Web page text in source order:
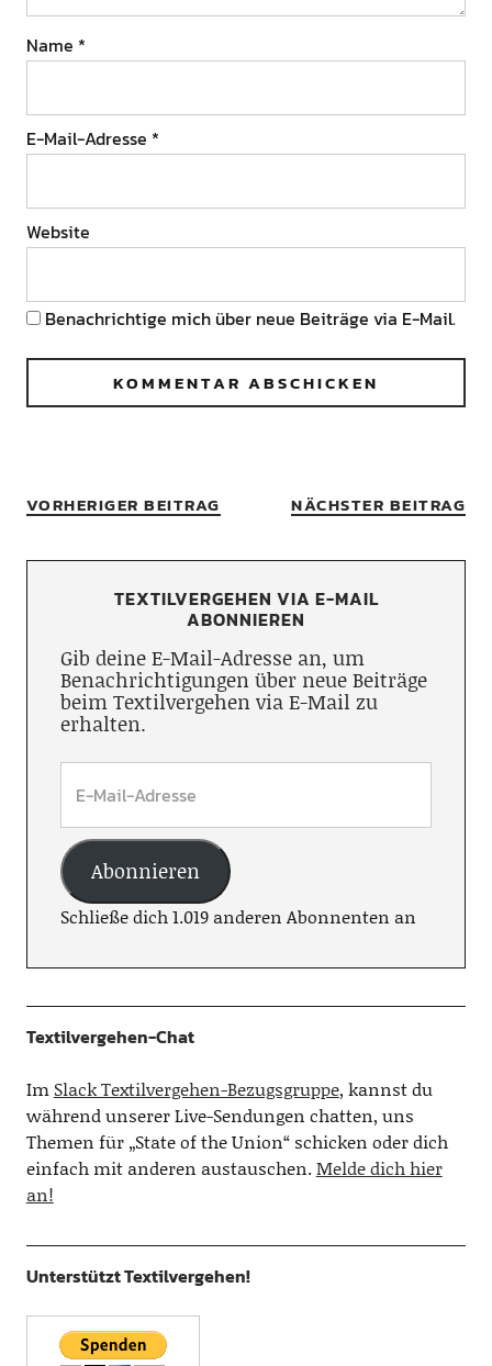
Name *
E-Mail-Adresse *
Website
Benachrichtige mich über neue Beiträge via E-Mail.
VORHERIGER BEITRAG NÄCHSTER BEITRAG
TEXTILVERGEHEN VIA E-MAIL
ABONNIEREN
Gib deine E-Mail-Adresse an, um
Benachrichtigungen über neue Beiträge
beim Textilvergehen via E-Mail zu
erhalten.
Abonnieren
Schließe dich 1.019 anderen Abonnenten an
Textilvergehen-Chat
Im Slack Textilvergehen-Bezugsgruppe, kannst du
während unserer Live-Sendungen chatten, uns
Themen für „State of the Union“ schicken oder dich
einfach mit anderen austauschen.Melde dich hier
an!
Unterstützt Textilvergehen!